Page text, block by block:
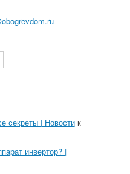
секреты | Новостик
инвертор? |